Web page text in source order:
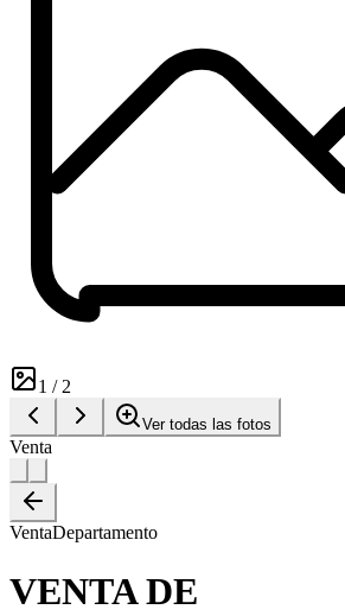
1 /2
Ver todas las fotos
Venta
VentaDepartamento
VENTA DE